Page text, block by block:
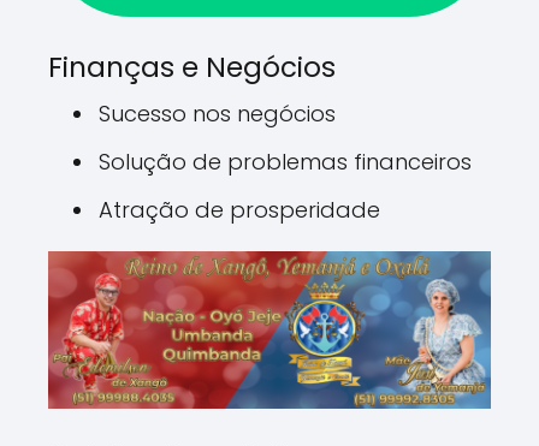
Finanças e Negócios
Sucesso nos negócios
Solução de problemas financeiros
Atração de prosperidade